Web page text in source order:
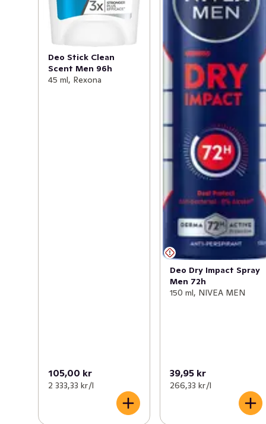
Deo Stick Clean
Scent Men 96h
45 ml, Rexona
105,00 kr
2 333,33 kr /l
Deo Dry Impact Spray
Men 72h
150 ml, NIVEA MEN
39,95 kr
266,33 kr /l